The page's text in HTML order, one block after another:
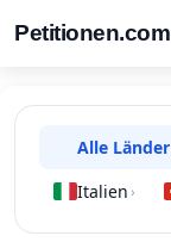
Petitionen.com
Alle Länder
Italien ›